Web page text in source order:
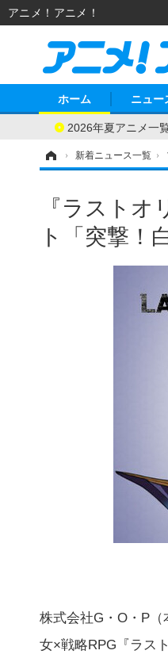
ホーム
2026年夏アニメ一
ニュー
› 新着ニュース一覧 ›
『ラスト
ト「突撃！
株式会社G・O・P
女×戦略RPG『ラス
アニメ！アニメ！